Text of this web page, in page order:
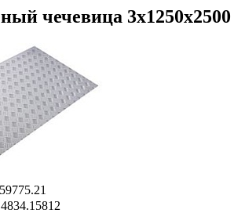
чечевица 3х1250х2500
59775.21
4834.15812